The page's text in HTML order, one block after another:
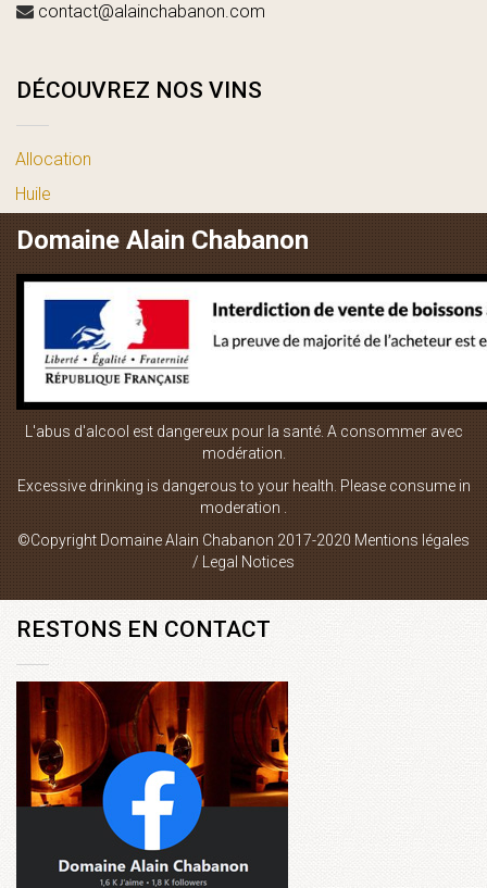
contact@alainchabanon.com
DÉCOUVREZ NOS VINS
Allocation
Huile
vin blanc
vin rouge
LIENS UTILES
Plan du site
Contact
RESTONS EN CONTACT
Domaine Alain Chabanon
L'abus d'alcool est dangereux pour la santé. A consommer avec
modération.
Excessive drinking is dangerous to your health. Please consume in
moderation .
©Copyright Domaine Alain Chabanon 2017-2020 Mentions légales
/ Legal Notices